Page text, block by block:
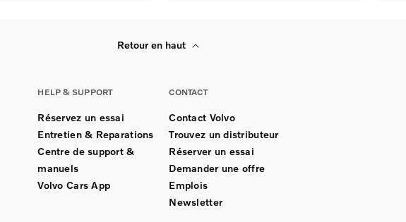
Retour en haut
HELP & SUPPORT
Réservez un essai
Entretien & Reparations
Centre de support &
manuels
Volvo Cars App
CONTACT
Contact Volvo
Trouvez un distributeur
Réserver un essai
Demander une offre
Emplois
Newsletter